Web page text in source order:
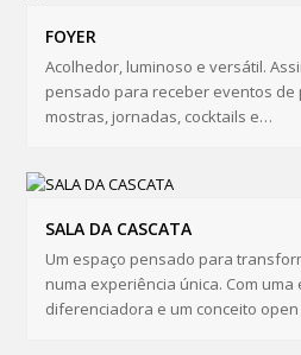
FOYER
Acolhedor, luminoso e versátil.
pensado para receber eventos
mostras, jornadas, cocktails e…
SALA DA CASCATA
Um espaço pensado para
numa experiência única. Com uma
diferenciadora e um conceito